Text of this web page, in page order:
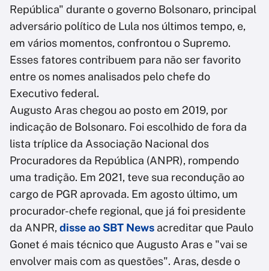
República" durante o governo Bolsonaro, principal
adversário político de Lula nos últimos tempo, e,
em vários momentos, confrontou o Supremo.
Esses fatores contribuem para não ser favorito
entre os nomes analisados pelo chefe do
Executivo federal.
Augusto Aras chegou ao posto em 2019, por
indicação de Bolsonaro. Foi escolhido de fora da
lista tríplice da Associação Nacional dos
Procuradores da República (ANPR), rompendo
uma tradição. Em 2021, teve sua recondução ao
cargo de PGR aprovada. Em agosto último, um
procurador-chefe regional, que já foi presidente
da ANPR, disse ao SBT News acreditar que Paulo
Gonet é mais técnico que Augusto Aras e "vai se
envolver mais com as questões". Aras, desde o